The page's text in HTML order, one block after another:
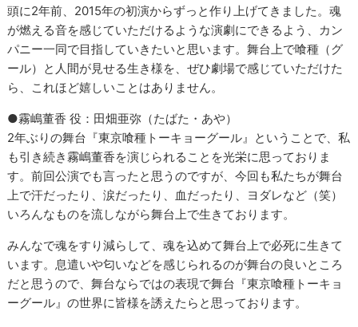
頭に2年前、2015年の初演からずっと作り上げてきました。魂
が燃える音を感じていただけるような演劇にできるよう、カン
パニー一同で目指していきたいと思います。舞台上で喰種（グ
ール）と人間が見せる生き様を、ぜひ劇場で感じていただけた
ら、これほど嬉しいことはありません。
●霧嶋董香 役：田畑亜弥（たばた・あや）
2年ぶりの舞台『東京喰種トーキョーグール』ということで、私
も引き続き霧嶋董香を演じられることを光栄に思っておりま
す。前回公演でも言ったと思うのですが、今回も私たちが舞台
上で汗だったり、涙だったり、血だったり、ヨダレなど（笑）
いろんなものを流しながら舞台上で生きております。
みんなで魂をすり減らして、魂を込めて舞台上で必死に生きて
います。息遣いや匂いなどを感じられるのが舞台の良いところ
だと思うので、舞台ならではの表現で舞台『東京喰種トーキョ
ーグール』の世界に皆様を誘えたらと思っております。